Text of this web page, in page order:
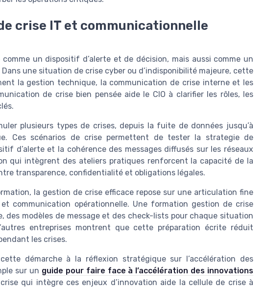
crise IT et communicationnelle
un dispositif d’alerte et de décision, mais aussi comme un
une situation de crise cyber ou d’indisponibilité majeure, cette
la gestion technique, la communication de crise interne et les
de crise bien pensée aide le CIO à clarifier les rôles, les
plusieurs types de crises, depuis la fuite de données jusqu’à
Ces scénarios de crise permettent de tester la strategie de
d’alerte et la cohérence des messages diffusés sur les réseaux
qui intègrent des ateliers pratiques renforcent la capacité de la
transparence, confidentialité et obligations légales.
la gestion de crise efficace repose sur une articulation fine
communication opérationnelle. Une formation gestion de crise
des modèles de message et des check-lists pour chaque situation
entreprises montrent que cette préparation écrite réduit
les crises.
démarche à la réflexion stratégique sur l’accélération des
sur un guide pour faire face à l’accélération des innovations
qui intègre ces enjeux d’innovation aide la cellule de crise à